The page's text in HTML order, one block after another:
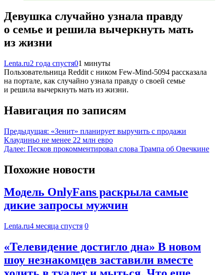
Девушка случайно узнала правду
о семье и решила вычеркнуть мать
из жизни
Lenta.ru2 года спустя01 минуты
Пользовательница Reddit с ником Few-Mind-5094 рассказала
на портале, как случайно узнала правду о своей семье
и решила вычеркнуть мать из жизни.
Навигация по записям
Предыдущая: «Зенит» планирует выручить с продажи
Клаудиньо не менее 22 млн евро
Далее: Песков прокомментировал слова Трампа об Овечкине
Похожие новости
Модель OnlyFans раскрыла самые
дикие запросы мужчин
Lenta.ru4 месяца спустя 0
«Телевидение достигло дна» В новом
шоу незнакомцев заставили вместе